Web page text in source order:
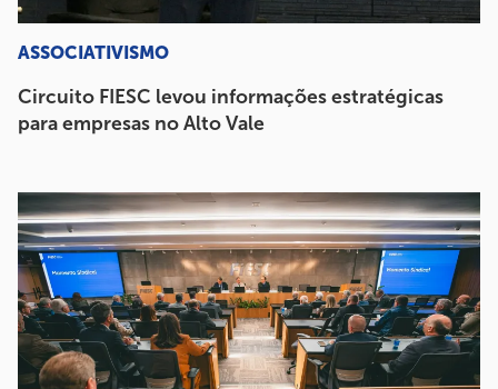
ASSOCIATIVISMO
Circuito FIESC levou informações estratégicas
para empresas no Alto Vale